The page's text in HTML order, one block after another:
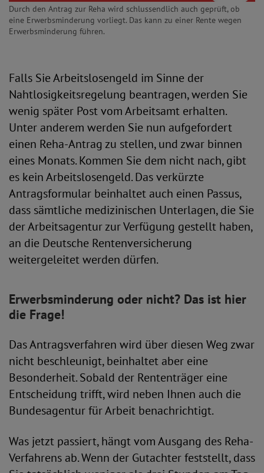
Durch den Antrag zur Reha wird schlussendlich auch geprüft, ob
eine Erwerbsminderung vorliegt. Das kann zu einer Rente wegen
Erwerbsminderung führen.
Falls Sie Arbeitslosengeld im Sinne der
Nahtlosigkeitsregelung beantragen, werden Sie
wenig später Post vom Arbeitsamt erhalten.
Unter anderem werden Sie nun aufgefordert
einen Reha-Antrag zu stellen, und zwar binnen
eines Monats. Kommen Sie dem nicht nach, gibt
es kein Arbeitslosengeld. Das verkürzte
Antragsformular beinhaltet auch einen Passus,
dass sämtliche medizinischen Unterlagen, die Sie
der Arbeitsagentur zur Verfügung gestellt haben,
an die Deutsche Rentenversicherung
weitergeleitet werden dürfen.
Erwerbsminderung oder nicht? Das ist hier
die Frage!
Das Antragsverfahren wird über diesen Weg zwar
nicht beschleunigt, beinhaltet aber eine
Besonderheit. Sobald der Rententräger eine
Entscheidung trifft, wird neben Ihnen auch die
Bundesagentur für Arbeit benachrichtigt.
Was jetzt passiert, hängt vom Ausgang des Reha-
Verfahrens ab. Wenn der Gutachter feststellt, dass